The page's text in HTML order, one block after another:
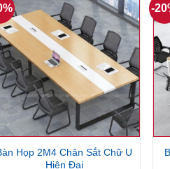
Họp 2M4 Chân Sắt Chữ U
Hiện Đại
-